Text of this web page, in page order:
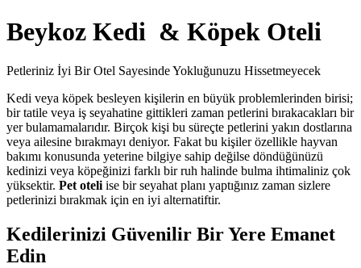
Beykoz Kedi & Köpek Oteli
Petleriniz İyi Bir Otel Sayesinde Yokluğunuzu Hissetmeyecek
Kedi veya köpek besleyen kişilerin en büyük problemlerinden birisi;
bir tatile veya iş seyahatine gittikleri zaman petlerini bırakacakları bir
yer bulamamalarıdır. Birçok kişi bu süreçte petlerini yakın dostlarına
veya ailesine bırakmayı deniyor. Fakat bu kişiler özellikle hayvan
bakımı konusunda yeterine bilgiye sahip değilse döndüğünüzü
kedinizi veya köpeğinizi farklı bir ruh halinde bulma ihtimaliniz çok
yüksektir. Pet oteli ise bir seyahat planı yaptığınız zaman sizlere
petlerinizi bırakmak için en iyi alternatiftir.
Kedilerinizi Güvenilir Bir Yere Emanet
Edin